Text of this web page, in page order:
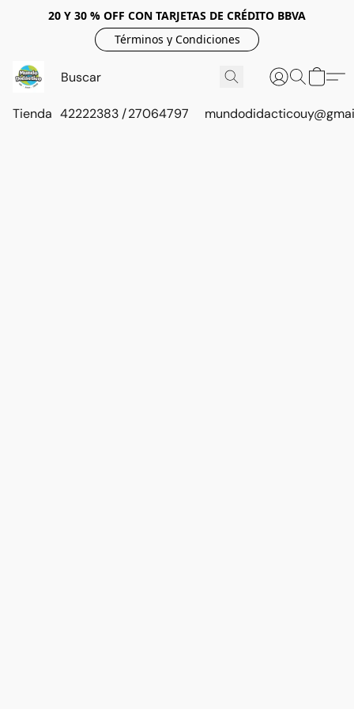
20 Y 30 % OFF CON TARJETAS DE CRÉDITO BBVA
Términos y Condiciones
Tienda 42222383 / 27064797